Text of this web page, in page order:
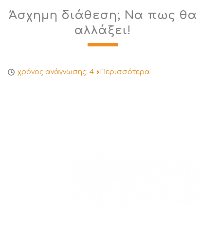
Άσχημη διάθεση; Να πως θα
αλλάξει!
χρόνος ανάγνωσης: 4 Περισσότερα